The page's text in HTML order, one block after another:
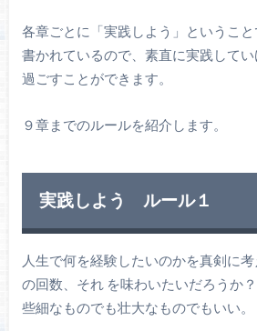
各章ごとに「実践しよう」というこ
書かれているので、素直に実践して
過ごすことができます。
９章までのルールを紹介します。
実践しよう ルール１
人生で何を経験したいのかを真剣に
の回数、それ を味わいたいだろうか？
些細なものでも壮大なものでもいい。